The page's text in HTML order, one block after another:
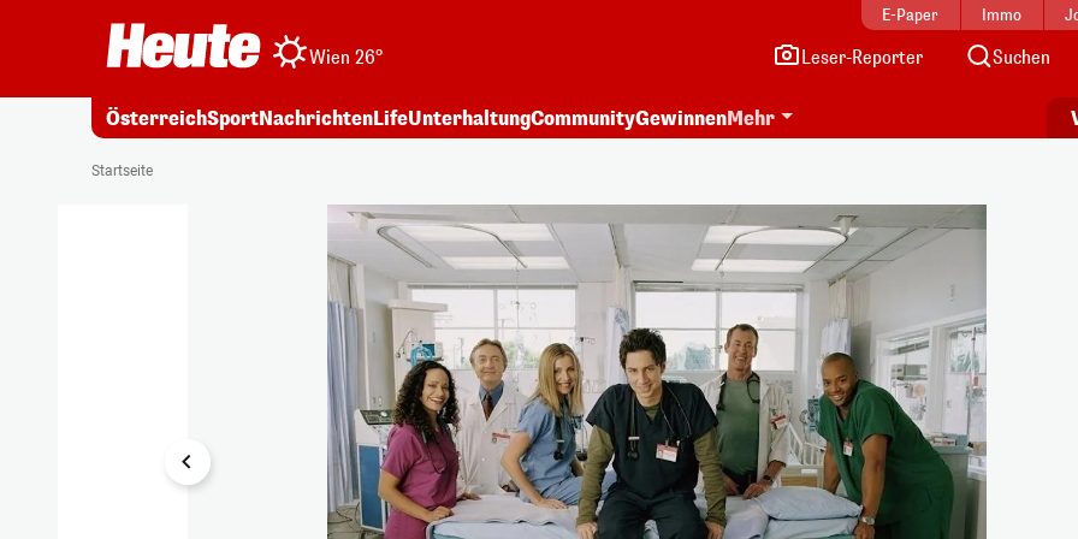
E-Paper Immo
Wien 26° Leser-Reporter Suchen
ÖsterreichSportNachrichtenLifeUnterhaltungCommunityGewinnenMehr
Startseite